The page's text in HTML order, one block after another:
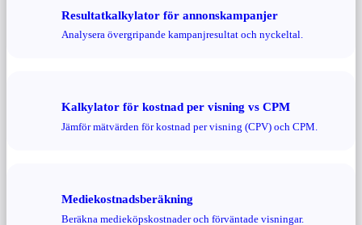
Resultatkalkylator för annonskampanjer
Analysera övergripande kampanjresultat och nyckeltal.
Kalkylator för kostnad per visning vs CPM
Jämför mätvärden för kostnad per visning (CPV) och CPM.
Mediekostnadsberäkning
Beräkna medieköpskostnader och förväntade visningar.